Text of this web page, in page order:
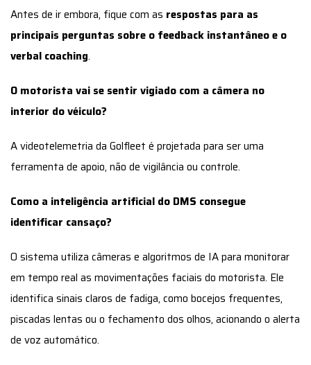
Antes de ir embora, fique com as respostas para as
principais perguntas sobre o feedback instantâneo e o
verbal coaching.
O motorista vai se sentir vigiado com a câmera no
interior do véiculo?
A videotelemetria da Golfleet é projetada para ser uma
ferramenta de apoio, não de vigilância ou controle.
Como a inteligência artificial do DMS consegue
identificar cansaço?
O sistema utiliza câmeras e algoritmos de IA para monitorar
em tempo real as movimentações faciais do motorista. Ele
identifica sinais claros de fadiga, como bocejos frequentes,
piscadas lentas ou o fechamento dos olhos, acionando o alerta
de voz automático.